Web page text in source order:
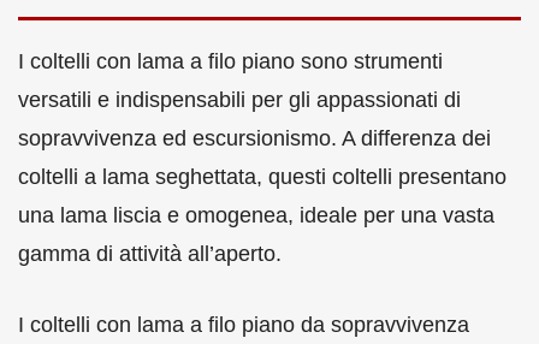
I coltelli con lama a filo piano sono strumenti
versatili e indispensabili per gli appassionati di
sopravvivenza ed escursionismo. A differenza dei
coltelli a lama seghettata, questi coltelli presentano
una lama liscia e omogenea, ideale per una vasta
gamma di attività all’aperto.
I coltelli con lama a filo piano da sopravvivenza